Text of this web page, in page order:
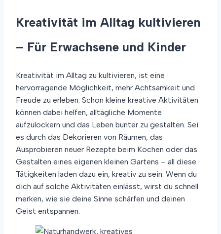
Kreativität im Alltag kultivieren
– Für Erwachsene und Kinder
Kreativität im Alltag zu kultivieren, ist eine
hervorragende Möglichkeit, mehr Achtsamkeit und
Freude zu erleben. Schon kleine kreative Aktivitäten
können dabei helfen, alltägliche Momente
aufzulockern und das Leben bunter zu gestalten. Sei
es durch das Dekorieren von Räumen, das
Ausprobieren neuer Rezepte beim Kochen oder das
Gestalten eines eigenen kleinen Gartens – all diese
Tätigkeiten laden dazu ein, kreativ zu sein. Wenn du
dich auf solche Aktivitäten einlässt, wirst du schnell
merken, wie sie deine Sinne schärfen und deinen
Geist entspannen.